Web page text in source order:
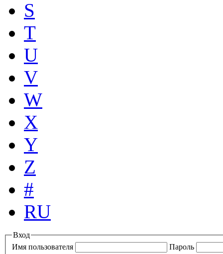
S
T
U
V
W
X
Y
Z
#
RU
Вход
Имя пользователя
Пароль